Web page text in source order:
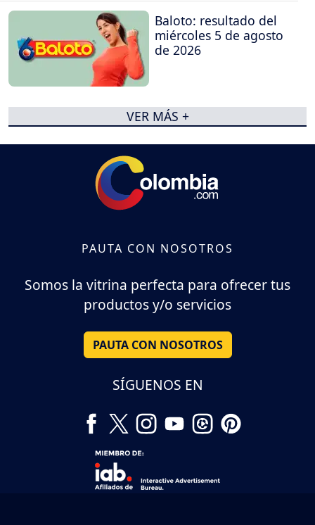
Baloto: resultado del
miércoles 5 de agosto
de 2026
VER MÁS +
PAUTA CON NOSOTROS
Somos la vitrina perfecta para ofrecer tus
productos y/o servicios
PAUTA CON NOSOTROS
SÍGUENOS EN